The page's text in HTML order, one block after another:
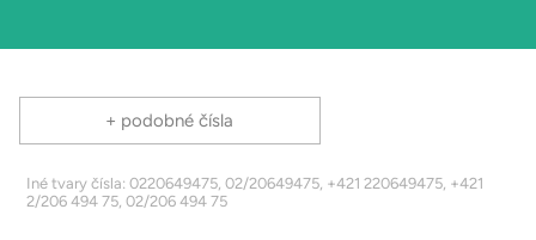
+ podobné čísla
Iné tvary čísla: 0220649475, 02/20649475, +421 220649475, +421
2/206 494 75, 02/206 494 75